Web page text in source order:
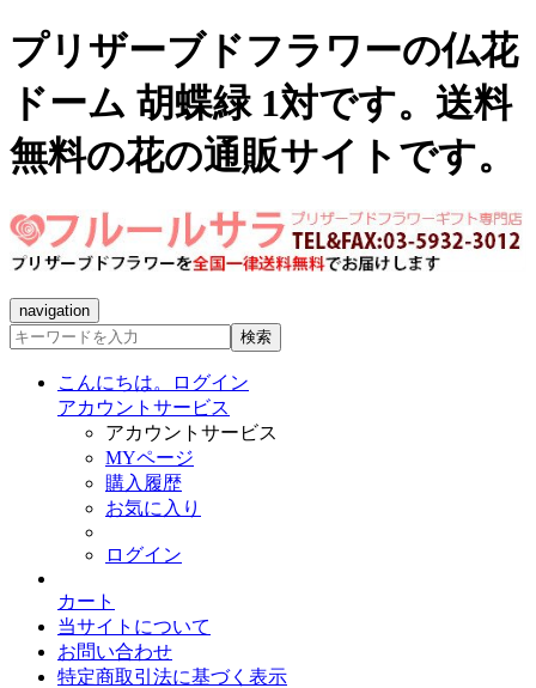
プリザーブドフラワーの仏花
ドーム 胡蝶緑 1対です。送料
無料の花の通販サイトです。
navigation
検索
こんにちは。ログイン
アカウントサービス
アカウントサービス
MYページ
購入履歴
お気に入り
ログイン
カート
当サイトについて
お問い合わせ
特定商取引法に基づく表示